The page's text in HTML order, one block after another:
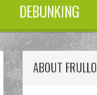
DEBUNKING
ABOUT FRULLO